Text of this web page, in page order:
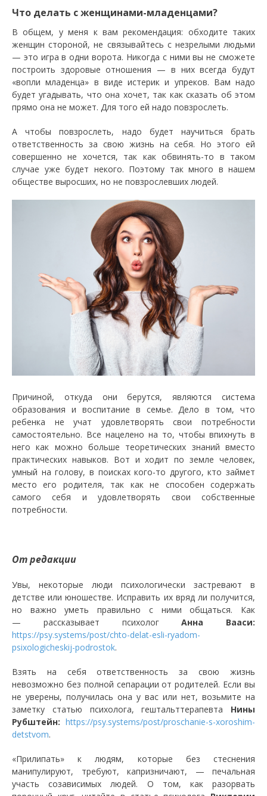
Что делать с женщинами-младенцами?
В общем, у меня к вам рекомендация: обходите таких
женщин стороной, не связывайтесь с незрелыми людьми
— это игра в одни ворота. Никогда с ними вы не сможете
построить здоровые отношения — в них всегда будут
«вопли младенца» в виде истерик и упреков. Вам надо
будет угадывать, что она хочет, так как сказать об этом
прямо она не может. Для того ей надо повзрослеть.
А чтобы повзрослеть, надо будет научиться брать
ответственность за свою жизнь на себя. Но этого ей
совершенно не хочется, так как обвинять-то в таком
случае уже будет некого. Поэтому так много в нашем
обществе выросших, но не повзрослевших людей.
Причиной, откуда они берутся, являются система
образования и воспитание в семье. Дело в том, что
ребенка не учат удовлетворять свои потребности
самостоятельно. Все нацелено на то, чтобы впихнуть в
него как можно больше теоретических знаний вместо
практических навыков. Вот и ходит по земле человек,
умный на голову, в поисках кого-то другого, кто займет
место его родителя, так как не способен содержать
самого себя и удовлетворять свои собственные
потребности.
От редакции
Увы, некоторые люди психологически застревают в
детстве или юношестве. Исправить их вряд ли получится,
но важно уметь правильно с ними общаться. Как
— рассказывает психологАнна Вааси:
https://psy.systems/post/chto-delat-esli-ryadom-
psixologicheskij-podrostok.
Взять на себя ответственность за свою жизнь
невозможно без полной сепарации от родителей. Если вы
не уверены, получилась она у вас или нет, возьмите на
заметку статью психолога, гештальттерапевта Нины
Рубштейн: https://psy.systems/post/proschanie-s-xoroshim-
detstvom.
«Прилипать» к людям, которые без стеснения
манипулируют, требуют, капризничают, — печальная
участь созависимых людей. О том, как разорвать